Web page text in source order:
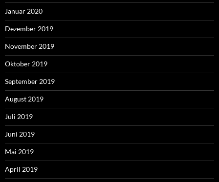
Januar 2020
Dezember 2019
November 2019
Oktober 2019
September 2019
August 2019
Juli 2019
Juni 2019
Mai 2019
April 2019